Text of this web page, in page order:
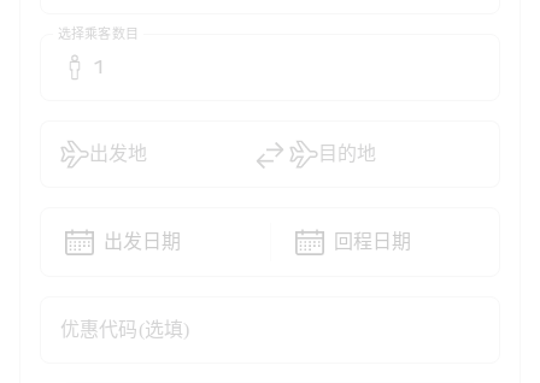
选择乘客数目
1
优惠代码(选填)
出发地 目的地
出发日期 回程日期